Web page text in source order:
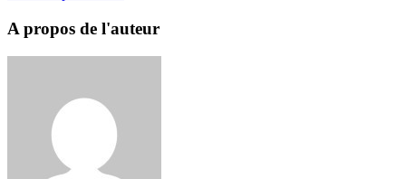
A propos de l'auteur